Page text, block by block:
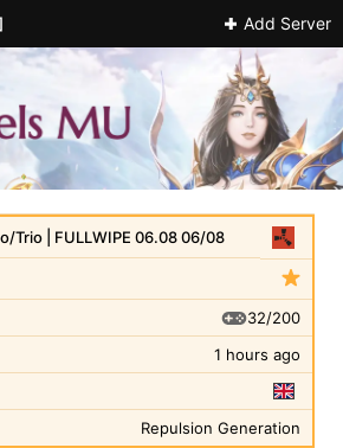
Add Server
Trio | FULLWIPE 06.08 06/08
32/200
1 hours ago
Repulsion Generation